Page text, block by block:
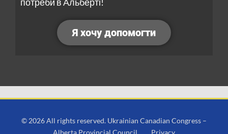
Я хочу допомогти
© 2026 All rights reserved. Ukrainian Canadian Congress –
Alberta Provincial Council. Privacy